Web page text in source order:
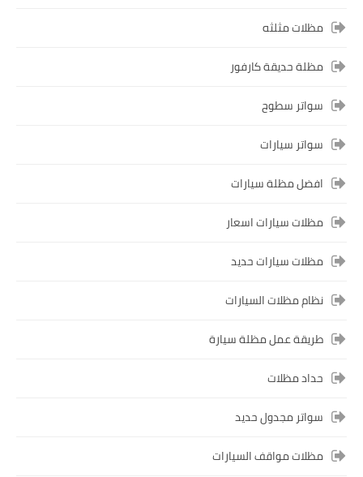
مظلات مثلثه
مظلة حديقة كارفور
سواتر سطوح
سواتر سيارات
افضل مظلة سيارات
مظلات سيارات اسعار
مظلات سيارات حديد
نظام مظلات السيارات
طريقة عمل مظلة سيارة
حداد مظلات
سواتر مجدول حديد
مظلات مواقف السيارات